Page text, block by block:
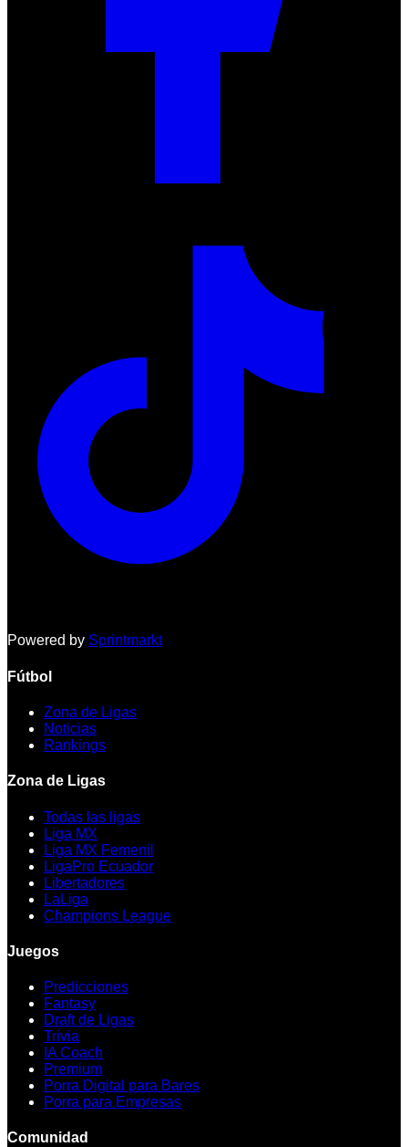
Powered by Sprintmarkt
Fútbol
Zona de Ligas
Noticias
Rankings
Zona de Ligas
Todas las ligas
Liga MX
Liga MX Femenil
LigaPro Ecuador
Libertadores
LaLiga
Champions League
Juegos
Predicciones
Fantasy
Draft de Ligas
Trivia
IA Coach
Premium
Porra Digital para Bares
Porra para Empresas
Comunidad